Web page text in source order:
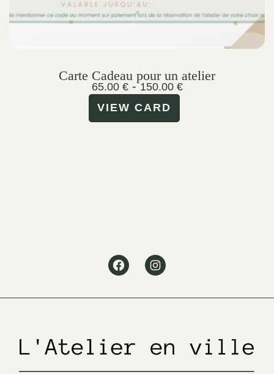
Carte Cadeau pour un atelier
65.00 €-150.00 €
VIEW CARD
FacebookInstagram